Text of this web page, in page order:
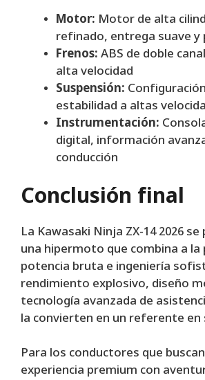
Motor: Motor de alta
refinado, entrega suave y
Frenos: ABS de doble
alta velocidad
Suspensión:
estabilidad a altas
Instrumentación:
digital, información
conducción
Conclusión final
La Kawasaki Ninja ZX-14 2026
una hipermoto que combina a la
potencia bruta e ingeniería
rendimiento explosivo, diseño
tecnología avanzada de
la convierten en un referente en
Para los conductores que
experiencia premium con